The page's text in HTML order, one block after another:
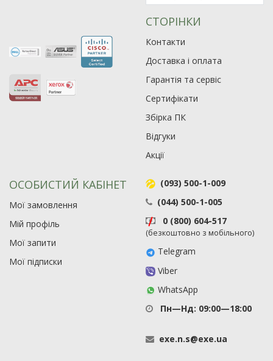
СТОРІНКИ
Контакти
Доставка і оплата
Гарантія та сервіс
Сертифікати
Збірка ПК
Відгуки
Акції
ОСОБИСТИЙ КАБІНЕТ
Мої замовлення
Мій профіль
Мої запити
Мої підписки
(093) 500-1-009
(044) 500-1-005
0 (800) 604-517
(безкоштовно з мобільного)
Telegram
Viber
WhatsApp
Пн—Нд: 09:00—18:00
exe.n.s@exe.ua